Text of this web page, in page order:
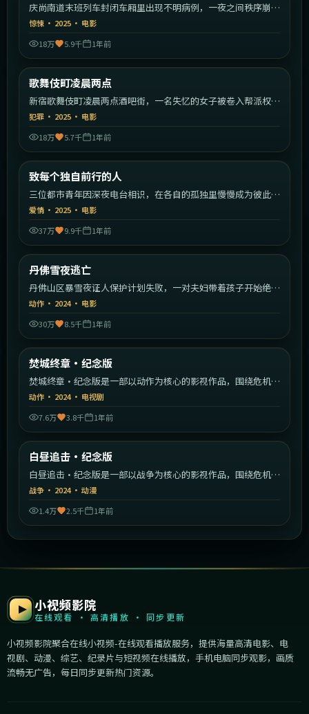
庆尚南道末班列车封闭车厢里出现不明病例，一夜之间秩序崩
塌。
惊悚 · 2025 · 电影
18万
5.9千 1年前
最新
歌舞伎町凌晨两点
新宿歌舞伎町凌晨两点酒吧街，一名失忆的女子被卷入帮派权力
斗争。
犯罪 · 2025 · 电影
18万
5.7千 1年前
最新
致每个独自前行的人
三位都市青年因深夜电台相识，在各自的孤独里慢慢成为彼此的
灯塔。
爱情 · 2025 · 电影
37万
9.9千 1年前
最新
丹佛雪夜逃亡
丹佛山区暴雪夜证人保护计划失败，一对夫妇带着孩子开始绝命
逃亡。
动作 · 2024· 电影
30万
8.5千 1年前
最新
焚城终章·纪念版
焚城终章·纪念版是一部以动作为核心的影视作品，围绕危机、
反转与人物成长展开，整体节奏紧凑，值得推荐观看。
动作 · 2024· 电视剧
7.6万
3.8千 1年前
最新
白昼追击·纪念版
白昼追击·纪念版是一部以战争为核心的影视作品，围绕危机、
反转与人物成长展开，整体节奏紧凑，值得推荐观看。
战争 · 2024· 动漫
1.4万
2.5千 1年前
小视频影院
在线观看 · 高清播放 · 同步更新
小视频影院聚合在线小视频-在线观看播放服务，提供海量高清电影、电
视剧、动漫、综艺、纪录片与短视频在线播放，手机电脑同步观影，画质
流畅无广告，每日同步更新热门资源。